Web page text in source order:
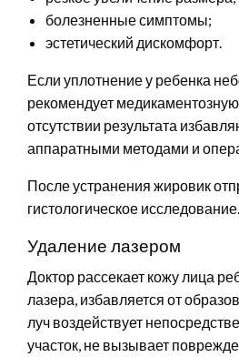
болезненные симптомы;
эстетический дискомфорт.
Если уплотнение у ребенка
рекомендует
отсутствии результата
аппаратными методами и
После устранения жировик
гистологическое исследование.
Удаление лазером
Доктор рассекает кожу лица
лазера, избавляется от
луч воздействует
участок, не вызывает